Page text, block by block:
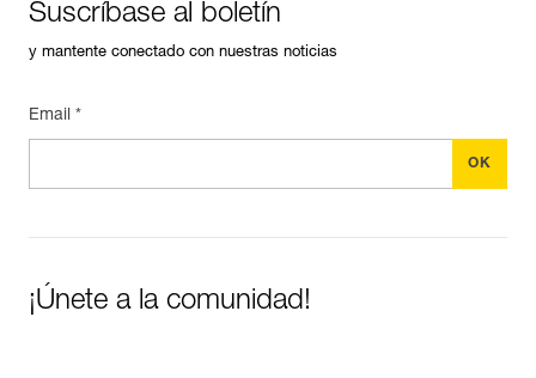
Suscríbase al boletín
y mantente conectado con nuestras noticias
Email *
¡Únete a la comunidad!